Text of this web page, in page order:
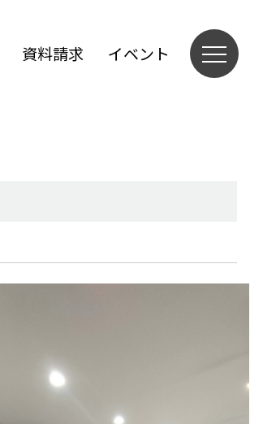
資料請求 イベント